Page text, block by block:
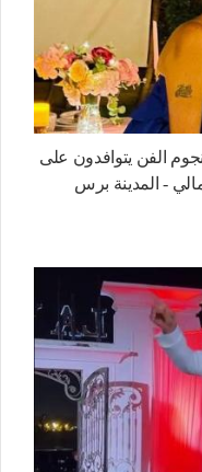
الفن يتوافدون على
- المدينة برس